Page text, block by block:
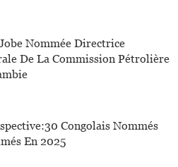
Nommée Directrice
De La Commission Pétrolière
Congolais Nommés
En 2025